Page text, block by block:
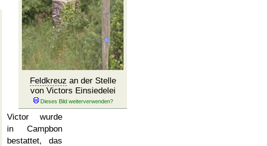
Feldkreuz an der Stelle
von Victors Einsiedelei
Victor wurde
in Campbon
bestattet, das